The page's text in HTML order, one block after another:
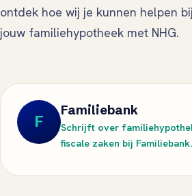
ontdek hoe wij je kunnen helpen
jouw familiehypotheek met NHG.
F
Familiebank
Schrijft over
fiscale zaken bij Familiebank.